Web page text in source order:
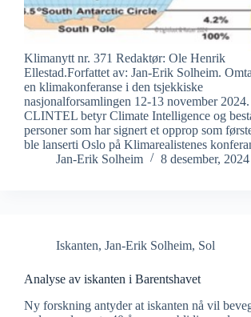
Klimanytt nr. 371 Redaktør: Ole Henrik
Ellestad.Forfattet av: Jan-Erik Solheim.
en klimakonferanse i den tsjekkiske
nasjonalforsamlingen 12-13 november 2024.
CLINTEL betyr Climate Intelligence og
personer som har signert et opprop som
ble lanserti Oslo på Klimarealistenes
Jan-Erik Solheim
8 desember, 2024
Iskanten, Jan-Erik Solheim, Sol
Analyse av iskanten i Barentshavet
Ny forskning antyder at iskanten nå vil